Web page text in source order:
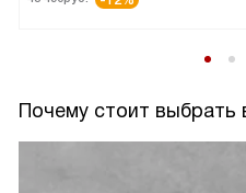
Почему стоит выбрать